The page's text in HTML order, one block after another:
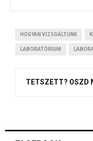
HOGYAN VIZSGÁLTUNK
LABORATÓRIUM
TETSZETT? OSZD